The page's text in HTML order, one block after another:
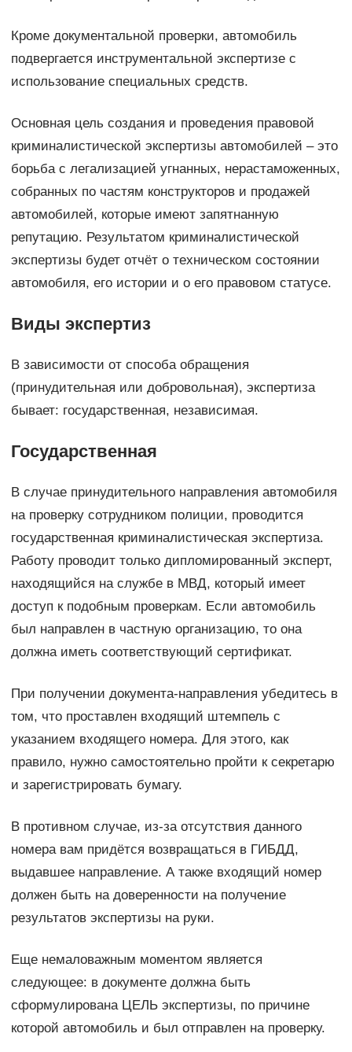
Кроме документальной проверки, автомобиль
подвергается инструментальной экспертизе с
использование специальных средств.
Основная цель создания и проведения правовой
криминалистической экспертизы автомобилей – это
борьба с легализацией угнанных, нерастаможенных,
собранных по частям конструкторов и продажей
автомобилей, которые имеют запятнанную
репутацию. Результатом криминалистической
экспертизы будет отчёт о техническом состоянии
автомобиля, его истории и о его правовом статусе.
Виды экспертиз
В зависимости от способа обращения
(принудительная или добровольная), экспертиза
бывает: государственная, независимая.
Государственная
В случае принудительного направления автомобиля
на проверку сотрудником полиции, проводится
государственная криминалистическая экспертиза.
Работу проводит только дипломированный эксперт,
находящийся на службе в МВД, который имеет
доступ к подобным проверкам. Если автомобиль
был направлен в частную организацию, то она
должна иметь соответствующий сертификат.
При получении документа-направления убедитесь в
том, что проставлен входящий штемпель с
указанием входящего номера. Для этого, как
правило, нужно самостоятельно пройти к секретарю
и зарегистрировать бумагу.
В противном случае, из-за отсутствия данного
номера вам придётся возвращаться в ГИБДД,
выдавшее направление. А также входящий номер
должен быть на доверенности на получение
результатов экспертизы на руки.
Еще немаловажным моментом является
следующее: в документе должна быть
сформулирована ЦЕЛЬ экспертизы, по причине
которой автомобиль и был отправлен на проверку.